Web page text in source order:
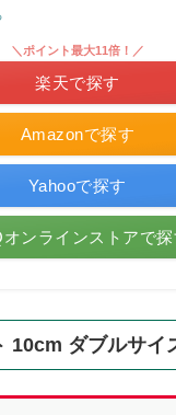
Amazonで探す
＼ポイント最大11倍！／
楽天で探す
Yahooで探す
オンラインストアで探
10cm ダブルサイ